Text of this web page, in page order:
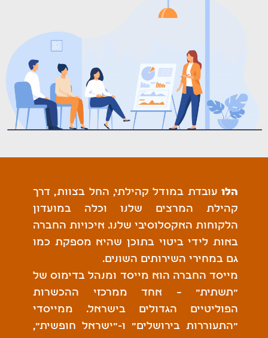
הלו עובדת במודל קהילתי, החל בצוות, דרך
קהילת המרצים שלנו וכלה במועדון
הלקוחות האקסלוסיבי שלנו. איכויות החברה
באות לידי ביטוי בתוכן שהיא מספקת כמו
גם במחירי השירותים השונים.
מייסד החברה הוא מייסד ומנהל בדימוס של
"תשתית" – אחד ממרכזי ההכשרות
הפוליטיים הגדולים בישראל. ממייסדי
"התעוררות בירושלים" ו-"ישראל חופשית",